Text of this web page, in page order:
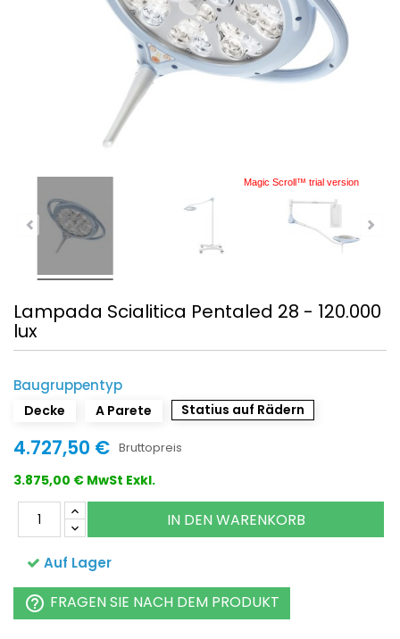
Magic Scroll™ trial version
Lampada Scialitica Pentaled 28 - 120.000
lux
Baugruppentyp
Decke A Parete Statius auf Rädern
4.727,50 € Bruttopreis
3.875,00 € MwSt Exkl.
IN DEN WARENKORB
Auf Lager
help_outline FRAGEN SIE NACH DEM PRODUKT